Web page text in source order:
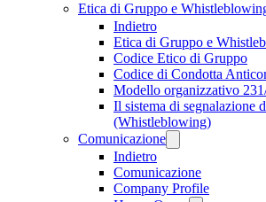
Etica di Gruppo e
Indietro
Etica di Gruppo e
Codice Etico di Gruppo
Codice di Condotta
Modello organizzativo
Il sistema di segnalazione
(Whistleblowing)
Comunicazione
Indietro
Comunicazione
Company Profile